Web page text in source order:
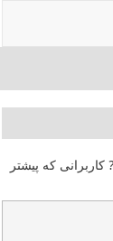
که پیشتر